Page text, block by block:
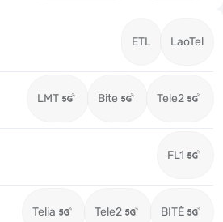
ETL LaoTel
LMT Bite Tele2
FL1
Telia Tele2 BITĖ